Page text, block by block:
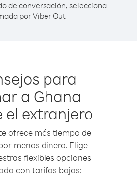
de conversación, selecciona
por Viber Out
para
a Ghana
el extranjero
ofrece más tiempo de
menos dinero. Elige
flexibles opciones
con tarifas bajas: